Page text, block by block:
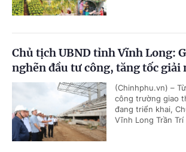
Chủ tịch UBND tỉnh Vĩnh Long:
nghẽn đầu tư công, tăng tốc giải
(Chinhphu.vn) –
công trường giao
đang triển khai,
Vĩnh Long Trần